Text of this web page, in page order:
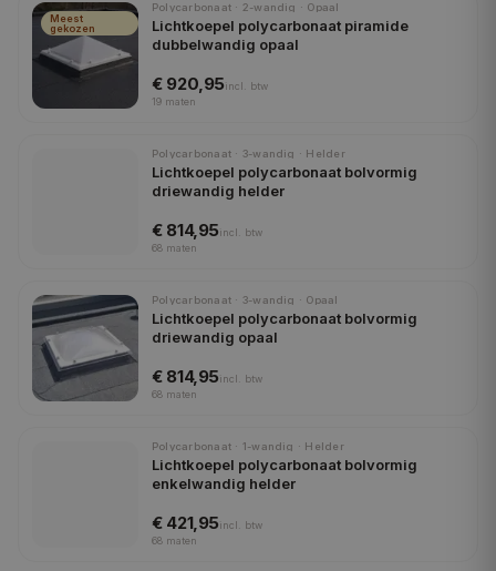
Meest
gekozen
Polycarbonaat · 2-wandig · Opaal
Lichtkoepel polycarbonaat piramide
dubbelwandig opaal
€ 920,95incl.
btw
19 maten
Polycarbonaat · 3-wandig · Helder
Lichtkoepel polycarbonaat bolvormig
driewandig helder
€ 814,95incl.
btw
68 maten
Polycarbonaat · 3-wandig · Opaal
Lichtkoepel polycarbonaat bolvormig
driewandig opaal
€ 814,95incl.
btw
68 maten
Polycarbonaat · 1-wandig · Helder
Lichtkoepel polycarbonaat bolvormig
enkelwandig helder
€ 421,95incl.
btw
68 maten